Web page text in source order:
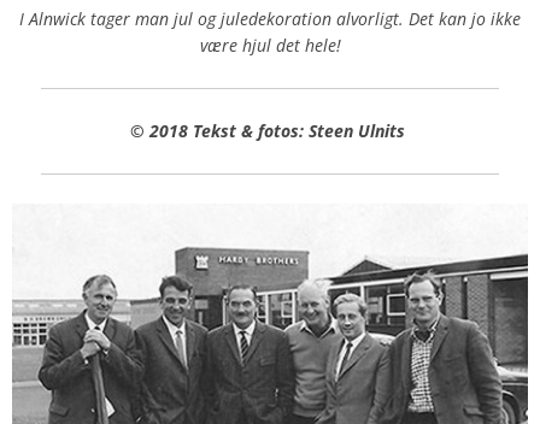
I Alnwick tager man jul og juledekoration alvorligt. Det kan jo ikke
være hjul det hele!
© 2018 Tekst & fotos: Steen Ulnits